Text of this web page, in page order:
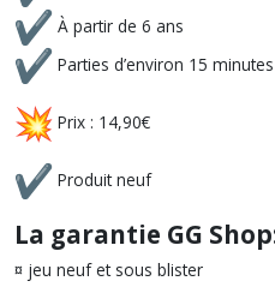
À partir de 6 ans
Parties d’environ 15 minutes
Prix : 14,90€
Produit neuf
La garantie GG
¤ jeu neuf et sous blister